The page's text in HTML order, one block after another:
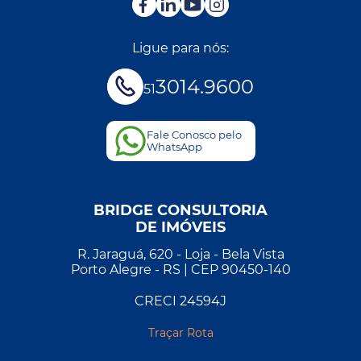
Ligue para nós:
513014.9600
Fale Conosco pelo
WhatsApp
BRIDGE CONSULTORIA
DE IMÓVEIS
R. Jaraguá, 620 - Loja - Bela Vista
Porto Alegre - RS | CEP 90450-140
CRECI 24594J
Traçar Rota